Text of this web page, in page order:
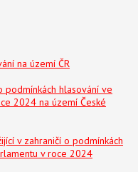
na území ČR
hlasování ve
2024 na území České
v zahraničí o podmínkách
v roce 2024